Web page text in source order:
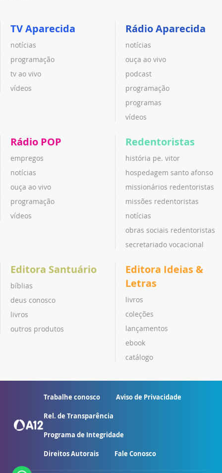
TV Aparecida
notícias
programação
tv ao vivo
vídeos
Rádio Aparecida
notícias
ouça ao vivo
podcast
programação
programas
vídeos
Rádio POP
empregos
notícias
ouça ao vivo
programação
vídeos
Redentoristas
história pe. vitor
hospedagem santo afonso
missionários redentoristas
missões redentoristas
notícias
obras sociais redentoristas
secretariado vocacional
Editora Santuário
bíblias
deus conosco
livros
outros produtos
Editora Ideias &
Letras
livros
coleções
lançamentos
ebook
catálogo
Trabalhe conosco Aviso de Privacidade
Rel. de Transparência
Programa de Integridade
Direitos Autorais Fale Conosco